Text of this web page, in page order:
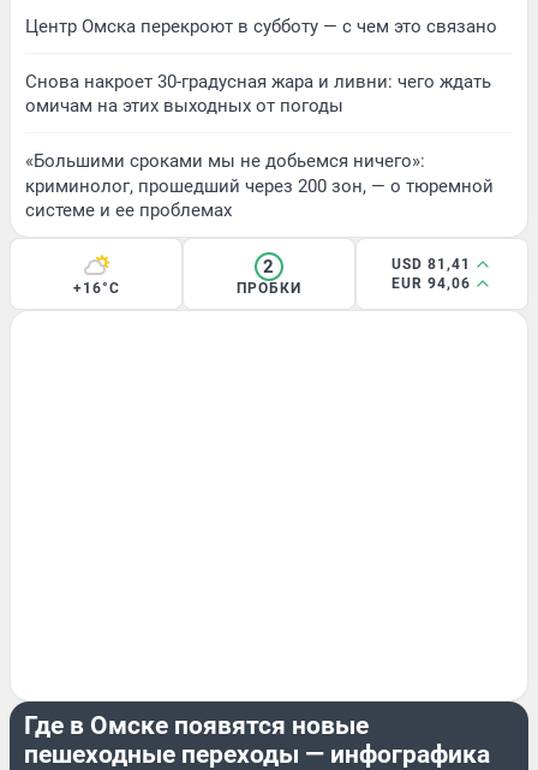
Центр Омска перекроют в субботу — с чем это связано
Снова накроет 30-градусная жара и ливни: чего ждать
омичам на этих выходных от погоды
«Большими сроками мы не добьемся ничего»:
криминолог, прошедший через 200 зон, — о тюремной
системе и ее проблемах
+16°C
2
ПРОБКИ
USD 81,41
EUR 94,06
Где в Омске появятся новые
пешеходные переходы — инфографика